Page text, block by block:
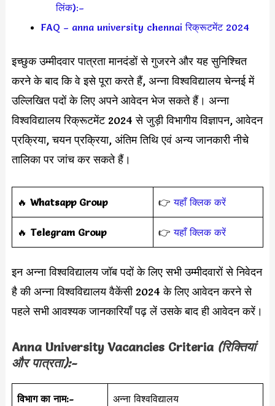
लिंक):–
FAQ – anna university chennai रिक्रूटमेंट 2024
इच्छुक उम्मीदवार पात्रता मानदंडों से गुजरने और यह सुनिश्चित
करने के बाद कि वे इसे पूरा करते हैं, अन्ना विश्वविद्यालय चेन्नई में
उल्लिखित पदों के लिए अपने आवेदन भेज सकते हैं। अन्ना
विश्वविद्यालय रिक्रूटमेंट 2024 से जुड़ी विभागीय विज्ञापन, आवेदन
प्रक्रिया, चयन प्रक्रिया, अंतिम तिथि एवं अन्य जानकारी नीचे
तालिका पर जांच कर सकते हैं।
‎️‍🔥 Whatsapp Group 👉यहाँ क्लिक करें
‎️‍🔥 Telegram Group 👉यहाँ क्लिक करें
इन अन्ना विश्वविद्यालय जॉब पदों के लिए सभी उम्मीदवारों से निवेदन
है की अन्ना विश्वविद्यालय वैकेंसी 2024 के लिए आवेदन करने से
पहले सभी आवश्यक जानकारियाँ पढ़ लें उसके बाद ही आवेदन करें।
Anna University Vacancies Criteria (रिक्तियां
और पात्रता):-
विभाग का नाम:- अन्ना विश्वविद्यालय